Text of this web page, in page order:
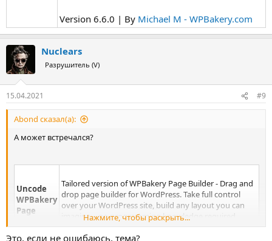
Version 6.6.0 | By Michael M - WPBakery.com
Nuclears
Разрушитель (V)
15.04.2021 #9
Abond сказал(а):
А может встречался?
Uncode
WPBakery
Page
Tailored version of WPBakery Page Builder - Drag and
drop page builder for WordPress. Take full control
over your WordPress site, build any layout you can
imagine – no programming knowledge required.
Version 6.6.0 | ByMichael M - WPBakery.com
Нажмите, чтобы раскрыть...
Это, если не ошибаюсь, тема?